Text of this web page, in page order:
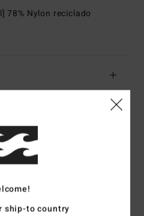
78% Nylon reciclado
média
ship-to country